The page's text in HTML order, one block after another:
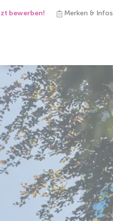
bewerben! Merken & Infos